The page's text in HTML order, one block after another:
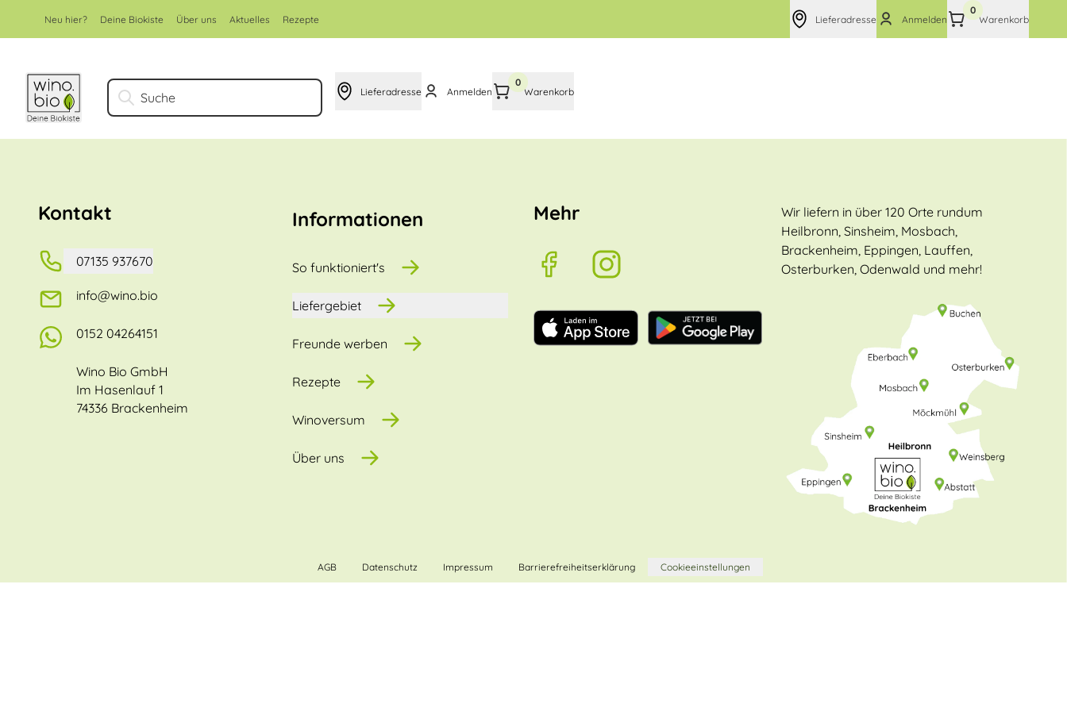
Neu hier? Deine Biokiste Über uns Aktuelles Rezepte Lieferadresse Anmelden
0
Warenkorb
Suche Lieferadresse Anmelden
0
Warenkorb
Kontakt
07135 937670
info@wino.bio
0152 04264151
Wino Bio GmbH
Im Hasenlauf 1
74336 Brackenheim
Informationen
So funktioniert's
Liefergebiet
Freunde werben
Rezepte
Winoversum
Über uns
Mehr
Wir liefern in über 120 Orte rundum
Heilbronn, Sinsheim, Mosbach,
Brackenheim, Eppingen, Lauffen,
Osterburken, Odenwald und mehr!
AGB Datenschutz Impressum Barrierefreiheitserklärung Cookieeinstellungen